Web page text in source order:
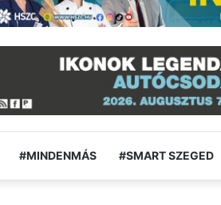
#MINDENMÁS #SMART SZEGED